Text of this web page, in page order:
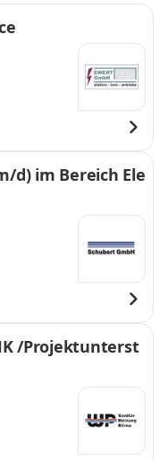
d) im Bereich Ele
/Projektunterst